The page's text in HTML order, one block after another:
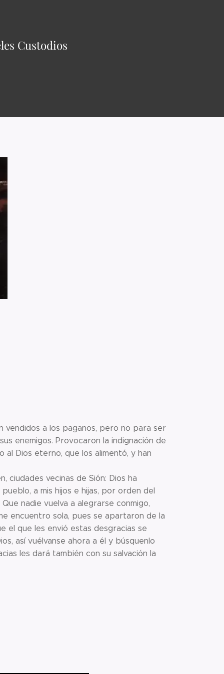
Custodios
vendidos a los paganos, pero no para ser
enemigos. Provocaron la indignación de
al Dios eterno, que los alimentó, y han
ciudades vecinas de Sión: Dios ha
a mis hijos e hijas, por orden del
nadie vuelva a alegrarse conmigo,
encuentro sola, pues se apartaron de la
el que les envió estas desgracias se
así vuélvanse ahora a él y búsquenlo
les dará también con su salvación la